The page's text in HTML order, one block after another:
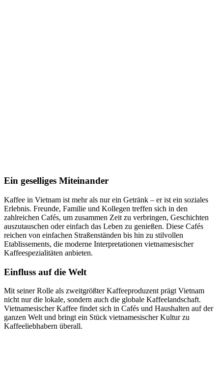
Ein geselliges Miteinander
Kaffee in Vietnam ist mehr als nur ein Getränk – er ist ein soziales
Erlebnis. Freunde, Familie und Kollegen treffen sich in den
zahlreichen Cafés, um zusammen Zeit zu verbringen, Geschichten
auszutauschen oder einfach das Leben zu genießen. Diese Cafés
reichen von einfachen Straßenständen bis hin zu stilvollen
Etablissements, die moderne Interpretationen vietnamesischer
Kaffeespezialitäten anbieten.
Einfluss auf die Welt
Mit seiner Rolle als zweitgrößter Kaffeeproduzent prägt Vietnam
nicht nur die lokale, sondern auch die globale Kaffeelandschaft.
Vietnamesischer Kaffee findet sich in Cafés und Haushalten auf der
ganzen Welt und bringt ein Stück vietnamesischer Kultur zu
Kaffeeliebhabern überall.